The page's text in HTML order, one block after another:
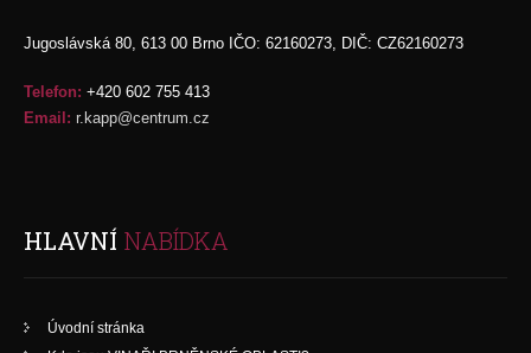
Jugoslávská 80, 613 00 Brno IČO: 62160273, DIČ: CZ62160273
Telefon: +420 602 755 413
Email: r.kapp@centrum.cz
HLAVNÍ NABÍDKA
Úvodní stránka